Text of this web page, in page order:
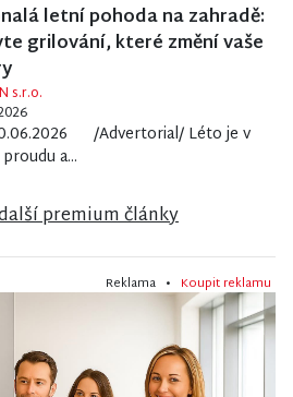
letní pohoda na zahradě:
grilování, které změní vaše
s.r.o.
/Advertorial/ Léto je v
a...
premium články
Reklama • Koupit reklamu